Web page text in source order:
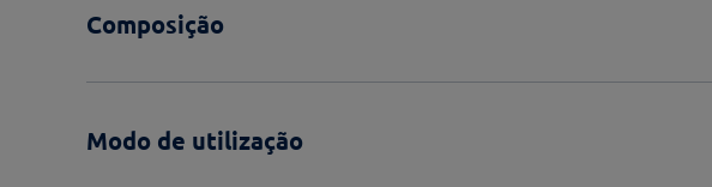
Composição
Modo de utilização